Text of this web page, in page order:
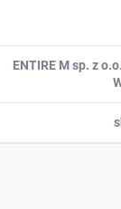
ENTIRE M sp. z